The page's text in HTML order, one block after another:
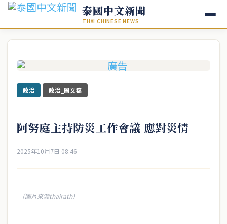
泰國中文新聞
THAI CHINESE NEWS
政治 政治_圖文稿
阿努庭主持防災工作會議 應對災情
2025年10月7日 08:46
（圖片來源thairath）